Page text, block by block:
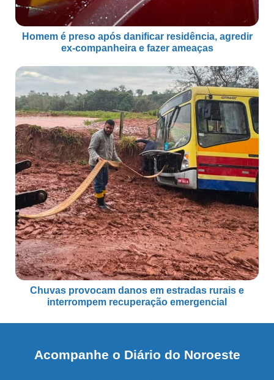
Homem é preso após danificar residência, agredir
ex-companheira e fazer ameaças
Chuvas provocam danos em estradas rurais e
interrompem recuperação emergencial
Acompanhe o Diário do Noroeste